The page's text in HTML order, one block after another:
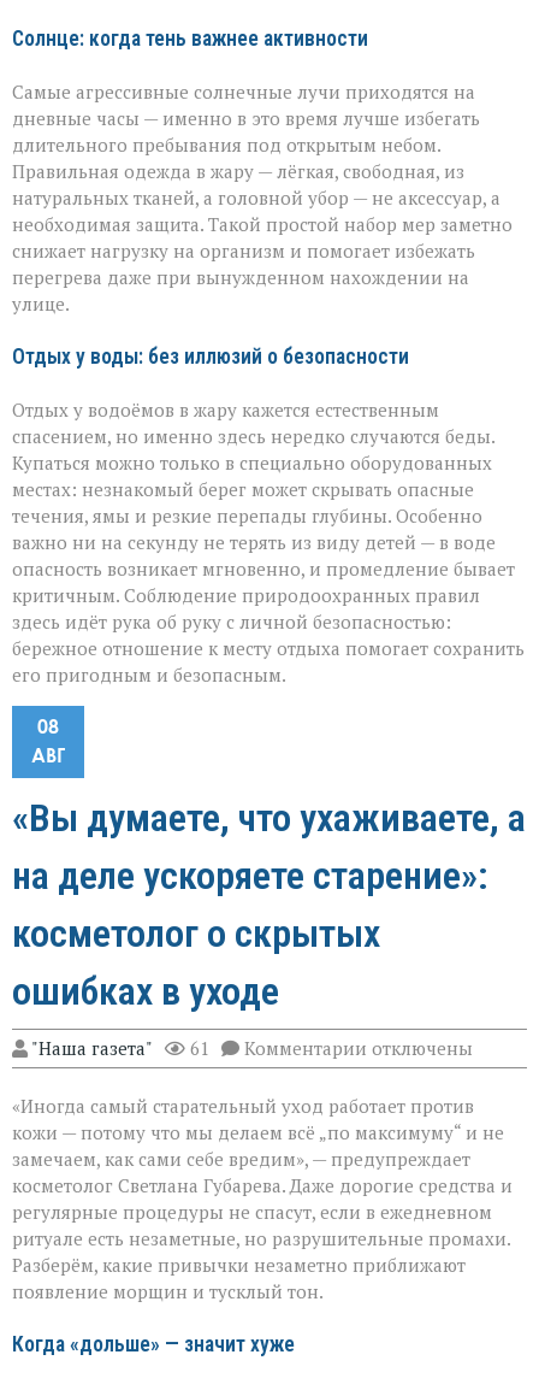
Солнце: когда тень важнее активности
Самые агрессивные солнечные лучи приходятся на
дневные часы — именно в это время лучше избегать
длительного пребывания под открытым небом.
Правильная одежда в жару — лёгкая, свободная, из
натуральных тканей, а головной убор — не аксессуар, а
необходимая защита. Такой простой набор мер заметно
снижает нагрузку на организм и помогает избежать
перегрева даже при вынужденном нахождении на
улице.
Отдых у воды: без иллюзий о безопасности
Отдых у водоёмов в жару кажется естественным
спасением, но именно здесь нередко случаются беды.
Купаться можно только в специально оборудованных
местах: незнакомый берег может скрывать опасные
течения, ямы и резкие перепады глубины. Особенно
важно ни на секунду не терять из виду детей — в воде
опасность возникает мгновенно, и промедление бывает
критичным. Соблюдение природоохранных правил
здесь идёт рука об руку с личной безопасностью:
бережное отношение к месту отдыха помогает сохранить
его пригодным и безопасным.
08
АВГ
«Вы думаете, что ухаживаете, а
на деле ускоряете старение»:
косметолог о скрытых
ошибках в уходе
"Наша газета" 61 Комментарии к
записи
думаете,
что
ухаживаете,
а
на
деле
ускоряете
старение»:
косметолог
отключены
«Иногда самый старательный уход работает против
кожи — потому что мы делаем всё „по максимуму“ и не
замечаем, как сами себе вредим», — предупреждает
косметолог Светлана Губарева. Даже дорогие средства и
регулярные процедуры не спасут, если в ежедневном
ритуале есть незаметные, но разрушительные промахи.
Разберём, какие привычки незаметно приближают
появление морщин и тусклый тон.
Когда «дольше» — значит хуже